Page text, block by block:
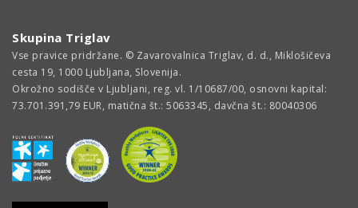
Skupina Triglav
Vse pravice pridržane. © Zavarovalnica Triglav, d. d., Miklošičeva
cesta 19, 1000 Ljubljana, Slovenija.
Okrožno sodišče v Ljubljani, reg. vl. 1/10687/00, osnovni kapital:
73.701.391,79 EUR, matična št.: 5063345, davčna št.: 80040306